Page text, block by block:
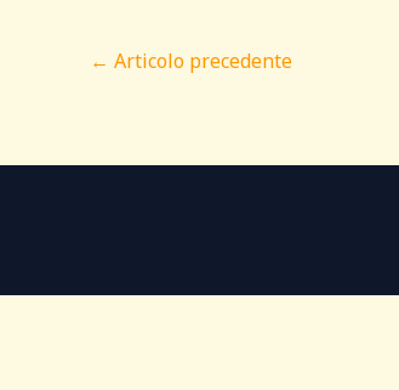
← Articolo precedente